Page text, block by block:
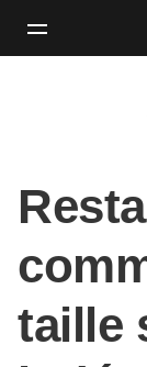
taille